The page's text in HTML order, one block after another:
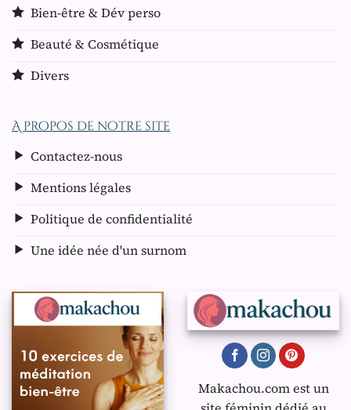
Bien-être & Dév perso
Beauté & Cosmétique
Divers
A propos de notre site
Contactez-nous
Mentions légales
Politique de confidentialité
Une idée née d'un surnom
Makachou.com est un